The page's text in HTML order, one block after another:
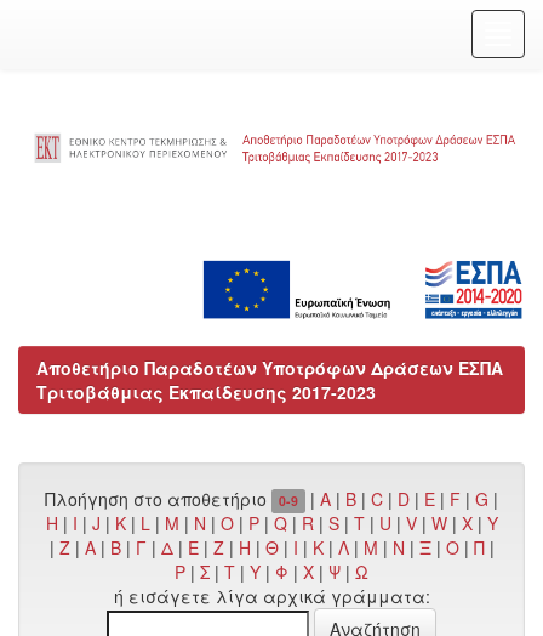
Αποθετήριο Παραδοτέων Υποτρόφων Δράσεων ΕΣΠΑ
Τριτοβάθμιας Εκπαίδευσης 2017-2023
Πλοήγηση στο αποθετήριο 0-9 |A | B |C | D | E | F |G |
H | I | J | K | L | M | N | O | P | Q | R | S | T | U | V | W | X | Y
| Z | Α | Β | Γ | Δ | Ε | Ζ | Η | Θ | Ι | Κ | Λ | Μ | Ν | Ξ | Ο | Π |
Ρ | Σ | Τ | Υ | Φ | Χ | Ψ | Ω
ή εισάγετε λίγα αρχικά γράμματα: